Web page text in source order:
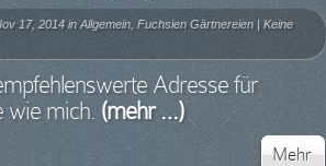
17, 2014 inAllgemein Fuchsien Gärtnereien | Keine
Adresse für
wie mich. (mehr …)
Mehr